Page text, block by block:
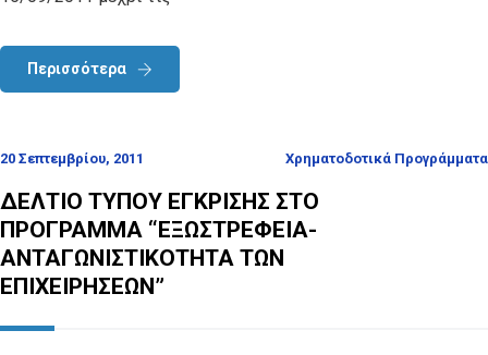
Περισσότερα
20 Σεπτεμβρίου, 2011 Χρηματοδοτικά Προγράμματα
ΔΕΛΤΙΟ ΤΥΠΟΥ ΕΓΚΡΙΣΗΣ ΣΤΟ
ΠΡΟΓΡΑΜΜΑ “ΕΞΩΣΤΡΕΦΕΙΑ-
ΑΝΤΑΓΩΝΙΣΤΙΚΟΤΗΤΑ ΤΩΝ
ΕΠΙΧΕΙΡΗΣΕΩΝ”